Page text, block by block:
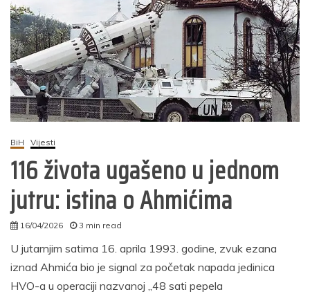
BiH Vijesti
116 života ugašeno u jednom
jutru: istina o Ahmićima
16/04/2026
3 min read
U jutarnjim satima 16. aprila 1993. godine, zvuk ezana
iznad Ahmića bio je signal za početak napada jedinica
HVO-a u operaciji nazvanoj „48 sati pepela